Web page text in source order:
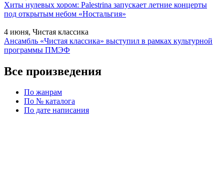
Хиты нулевых хором: Palestrina запускает летние концерты
под открытым небом «Ностальгия»
4 июня, Чистая классика
Ансамбль «Чистая классика» выступил в рамках культурной
программы ПМЭФ
Все произведения
По жанрам
По № каталога
По дате написания